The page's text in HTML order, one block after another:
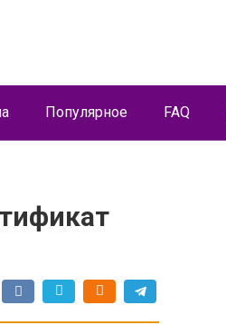
Популярное FAQ